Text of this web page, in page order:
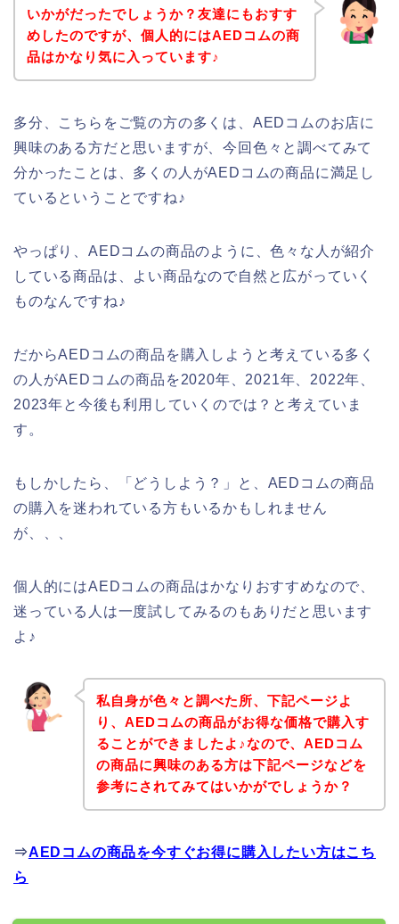
いかがだったでしょうか？友達にもおすす
めしたのですが、個人的にはAEDコムの商
品はかなり気に入っています♪
多分、こちらをご覧の方の多くは、AEDコムのお店に
興味のある方だと思いますが、今回色々と調べてみて
分かったことは、多くの人がAEDコムの商品に満足し
ているということですね♪
やっぱり、AEDコムの商品のように、色々な人が紹介
している商品は、よい商品なので自然と広がっていく
ものなんですね♪
だからAEDコムの商品を購入しようと考えている多く
の人がAEDコムの商品を2020年、2021年、2022年、
2023年と今後も利用していくのでは？と考えていま
す。
もしかしたら、「どうしよう？」と、AEDコムの商品
の購入を迷われている方もいるかもしれません
が、、、
個人的にはAEDコムの商品はかなりおすすめなので、
迷っている人は一度試してみるのもありだと思います
よ♪
私自身が色々と調べた所、下記ページよ
り、AEDコムの商品がお得な価格で購入す
ることができましたよ♪なので、AEDコム
の商品に興味のある方は下記ページなどを
参考にされてみてはいかがでしょうか？
⇒AEDコムの商品を今すぐお得に購入したい方はこち
ら